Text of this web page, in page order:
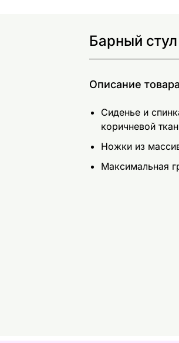
Барный
Описание товара
Сиденье и
коричневой
Ножки из
Максимальная